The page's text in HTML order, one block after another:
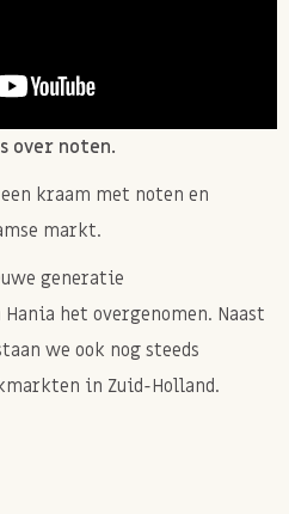
over noten.
kraam met noten en
markt.
generatie
het overgenomen. Naast
we ook nog steeds
in Zuid-Holland.